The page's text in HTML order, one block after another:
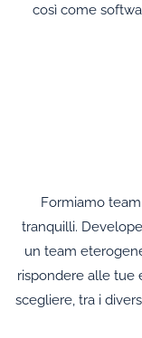
così come
Formiamo
tranquilli.
un team
rispondere alle tue
scegliere, tra i